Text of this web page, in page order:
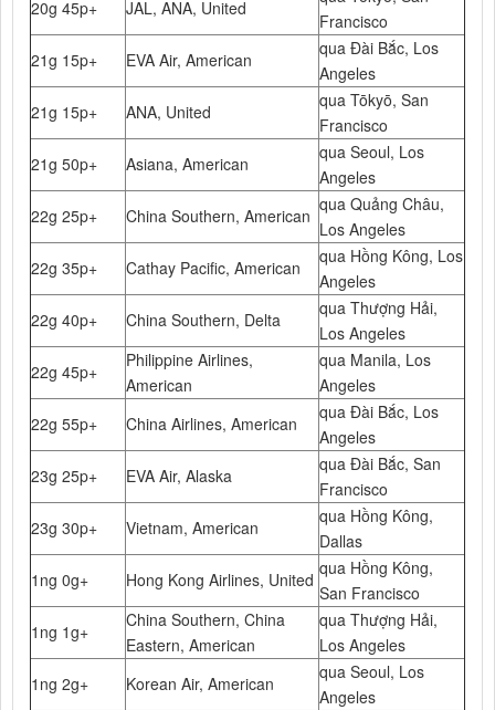
20g 45p+ JAL, ANA, United
Francisco
21g 15p+
EVA Air, American
qua Đài Bắc, Los
Angeles
21g 15p+
ANA, United
qua Tōkyō, San
Francisco
21g 50p+
Asiana, American
qua Seoul, Los
Angeles
22g 25p+
China Southern, American
qua Quảng Châu,
Los Angeles
22g 35p+
Cathay Pacific, American
qua Hồng Kông, Los
Angeles
22g 40p+
China Southern, Delta
qua Thượng Hải,
Los Angeles
22g 45p+
Philippine Airlines,
American
qua Manila, Los
Angeles
22g 55p+
China Airlines, American
qua Đài Bắc, Los
Angeles
23g 25p+
EVA Air, Alaska
qua Đài Bắc, San
Francisco
23g 30p+
Vietnam, American
qua Hồng Kông,
Dallas
1ng 0g+
Hong Kong Airlines, United
qua Hồng Kông,
San Francisco
1ng 1g+
China Southern, China
Eastern, American
qua Thượng Hải,
Los Angeles
1ng 2g+
Korean Air, American
qua Seoul, Los
Angeles